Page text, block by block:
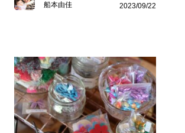
船本由佳
2023/09/22